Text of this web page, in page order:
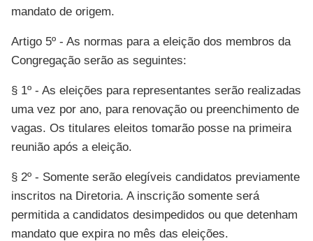
mandato de origem.
Artigo 5º - As normas para a eleição dos membros da
Congregação serão as seguintes:
§ 1º - As eleições para representantes serão realizadas
uma vez por ano, para renovação ou preenchimento de
vagas. Os titulares eleitos tomarão posse na primeira
reunião após a eleição.
§ 2º - Somente serão elegíveis candidatos previamente
inscritos na Diretoria. A inscrição somente será
permitida a candidatos desimpedidos ou que detenham
mandato que expira no mês das eleições.